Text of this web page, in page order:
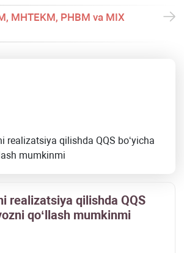
MHTEKM, PHBM va MIX
realizatsiya qilishda QQS boʻyicha
mumkinmi
realizatsiya qilishda QQS
qoʻllash mumkinmi